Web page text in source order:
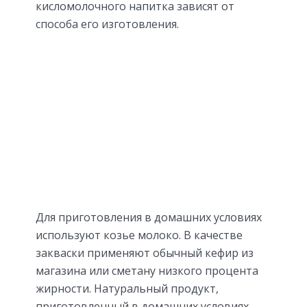
кисломолочного напитка зависят от
способа его изготовления.
Для приготовления в домашних условиях
используют козье молоко. В качестве
закваски применяют обычный кефир из
магазина или сметану низкого процента
жирности. Натуральный продукт,